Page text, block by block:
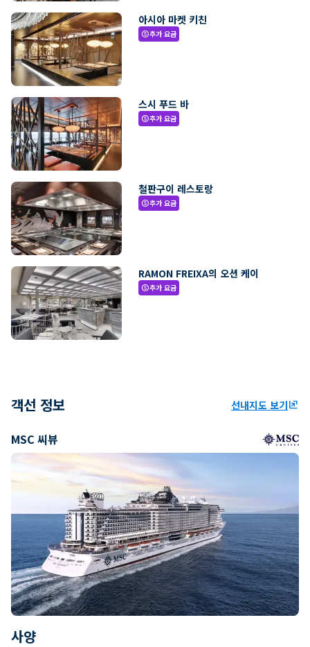
아시아 마켓 키친
paid추가 요금
스시 푸드 바
paid추가 요금
철판구이 레스토랑
paid추가 요금
RAMON FREIXA의 오션 케이
paid추가 요금
객선 정보 선내지도 보기ungroup
MSC 씨뷰
사양